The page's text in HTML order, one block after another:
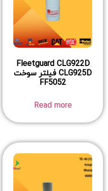
Fleetguard CLG922D
CLG925D فیلتر سوخت
FF5052
Read more